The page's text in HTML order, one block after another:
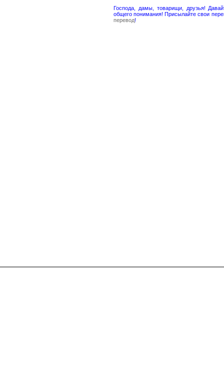
Господа, дамы, товарищи, друзья!
общего понимания! Присылайте свои
перевод!